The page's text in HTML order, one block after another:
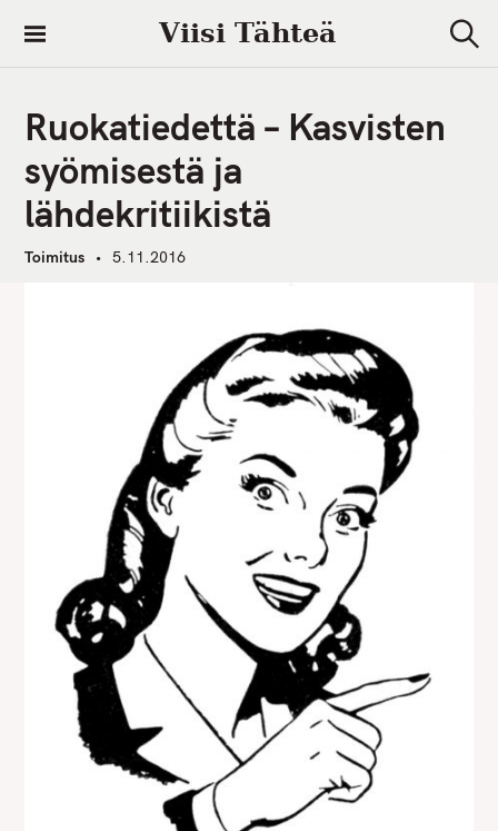
i
Viisi Tähteä
e
Ruokatiedettä – Kasvisten
syömisestä ja
lähdekritiikistä
Toimitus 5.11.2016